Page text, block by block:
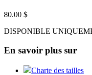
80.00 $
DISPONIBLE
En savoir plus sur
Charte des tailles